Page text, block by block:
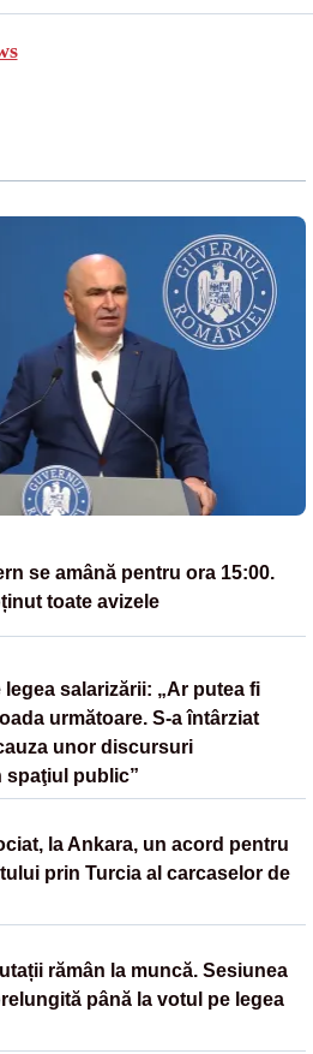
se amână pentru ora 15:00.
toate avizele
salarizării: „Ar putea fi
următoare. S-a întârziat
unor discursuri
spaţiul public”
la Ankara, un acord pentru
prin Turcia al carcaselor de
rămân la muncă. Sesiunea
până la votul pe legea